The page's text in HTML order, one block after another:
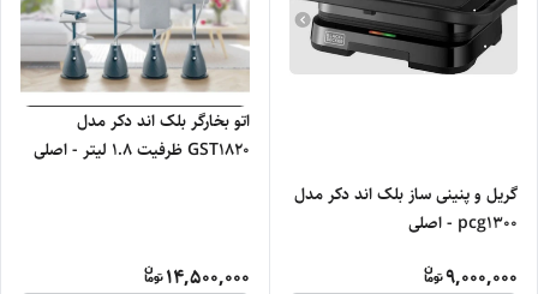
گریل و پنینی ساز بلک اند دکر مدل
pcg1300 - اصلی
9,000,000
اتو بخارگر بلک اند دکر مدل
GST1820 ظرفیت ۱.۸ لیتر - اصلی
14,500,000